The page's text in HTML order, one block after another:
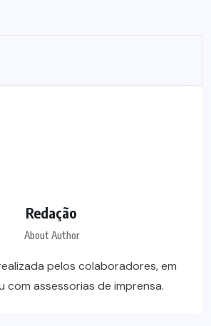
Redação
About Author
pelos colaboradores, em
com assessorias de imprensa.